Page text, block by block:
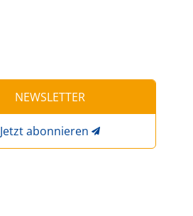
NEWSLETTER
Jetzt abonnieren